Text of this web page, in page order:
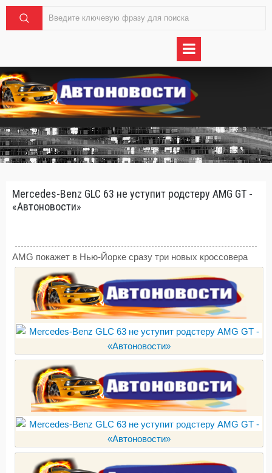
Mercedes-Benz GLC 63 не уступит родстеру AMG GT -
«Автоновости»
AMG покажет в Нью-Йорке сразу три новых кроссовера